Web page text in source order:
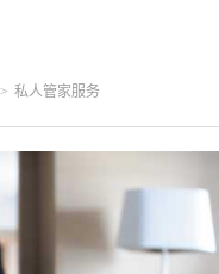
> 私人管家服务